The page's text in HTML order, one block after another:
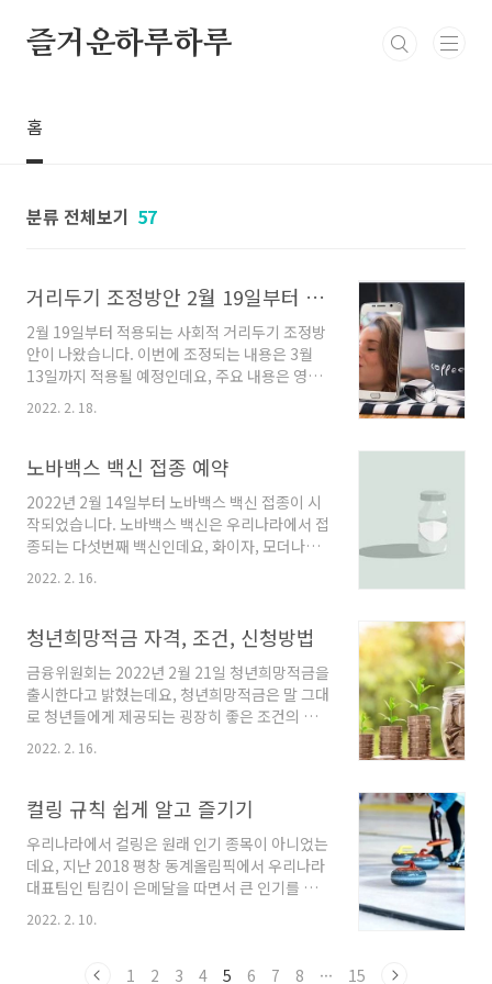
즐거운하루하루
홈
분류 전체보기 57
거리두기 조정방안 2월 19일부터 3월 13일까지
2월 19일부터 적용되는 사회적 거리두기 조정방
안이 나왔습니다. 이번에 조정되는 내용은 3월
13일까지 적용될 예정인데요, 주요 내용은 영업
시간 10시까지로 완화, 사적모임 6명까지 허용하
는 내용입니다. 자세한 사회적 거리두기 조정방
코로나19 확진자 수는 매일매일 최고치를 갈아
돌파하였어요. 지난 한 주간 코로나19 일일 확진
자 수는 아래와 같습니다. 2월 11일 금요일 :
54,941명 2월 12일 토요일 : 56,431명 2월 13일
일요일 : 54,619명 2월 14일 월요일 : 57,177명
2022. 2. 18.
노바백스 백신 접종 예약
2022년 2월 14일부터 노바백스 백신 접종이 시
작되었습니다. 노바백스 백신은 우리나라에서 접
종되는 다섯번째 백신인데요, 화이자, 모더나와
같은 mRNA 백신보다 그 안정성이 더 높다는 의
견들도 많습니다. 노바백스 백신은 어떻게 다른
바백스 백신은 지금껏 일반 국민들이 일반적으로
많이 접종을 했던 B형 간염이나 인플루엔자 백신
등과 같은 백신들과 동일한 방식으로 제조된 백
신입니다. 화이자나 모더나사에서 나온 mRNA
백신의 경우 각종 부작용들로 인해 백신 접종에
대한 불안감이 여전히 높은 상황인데요, 노바백
더 높은 수준을 보이는 것으로 판단되고 있습니
다. 또 한 가지..
2022. 2. 16.
청년희망적금 자격, 조건, 신청방법
금융위원회는 2022년 2월 21일 청년희망적금을
출시한다고 밝혔는데요, 청년희망적금은 말 그대
로 청년들에게 제공되는 굉장히 좋은 조건의 적
금 상품이에요. 일반 적금으로 따지면 연 9%정
도의 금리 수준의 상품이랑 같은 정도의 혜택이
할 수 있는 자격 및 신청방법 알아보겠습니다. 목
차 1. 청년희망적금이란? 2. 청년희망적금 자격
3. 청년희망적금 조건 4. 청년희망적금 신청방법
1. 청년희망적금이란? 청년희망적금은 청년특별
대책의 일환으로 생기게 된 적금 상품으로, 2월
21일부터 시중은행 11곳을 통해 출시됩니다. 이
2022. 2. 16.
컬링 규칙 쉽게 알고 즐기기
우리나라에서 컬링은 원래 인기 종목이 아니었는
데요, 지난 2018 평창 동계올림픽에서 우리나라
대표팀인 팀킴이 은메달을 따면서 큰 인기를 끌
이 굉장히 기대되는데요, 컬링 경기를 좀 더 재밌
도록 하겠습니다. 목차 1. 컬링이란? 2. 컬링 규칙
2022. 2. 10.
1 2 3 4 5 6 7 8 ··· 15